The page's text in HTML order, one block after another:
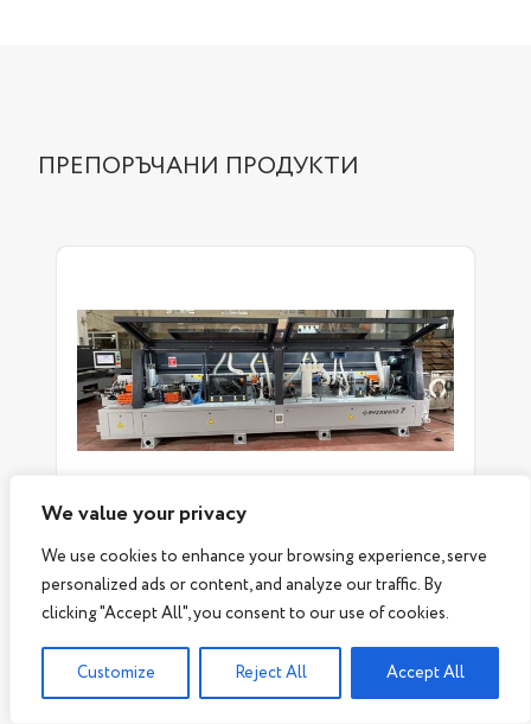
We value your privacy
We use cookies to enhance your browsing experience, serve
personalized ads or content, and analyze our traffic. By
clicking "Accept All", you consent to our use of cookies.
Customize Reject All Accept All
ПРЕПОРЪЧАНИ ПРОДУКТИ
AYZA MIZRAK | AYZABAND 7
ULTRA
ПОВЕЧЕ